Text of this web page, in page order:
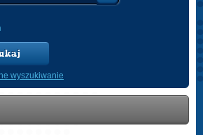
wyszukiwanie